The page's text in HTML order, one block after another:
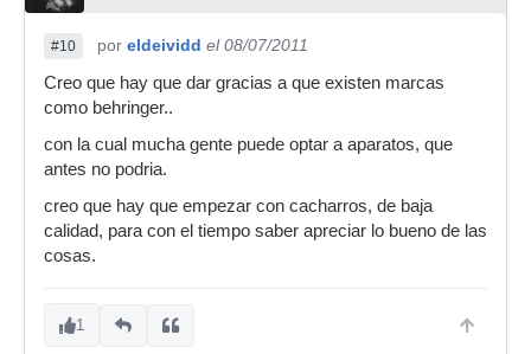
#10 por eldeividd el 08/07/2011
Creo que hay que dar gracias a que existen marcas
como behringer..
con la cual mucha gente puede optar a aparatos, que
antes no podria.
creo que hay que empezar con cacharros, de baja
calidad, para con el tiempo saber apreciar lo bueno de las
cosas.
1